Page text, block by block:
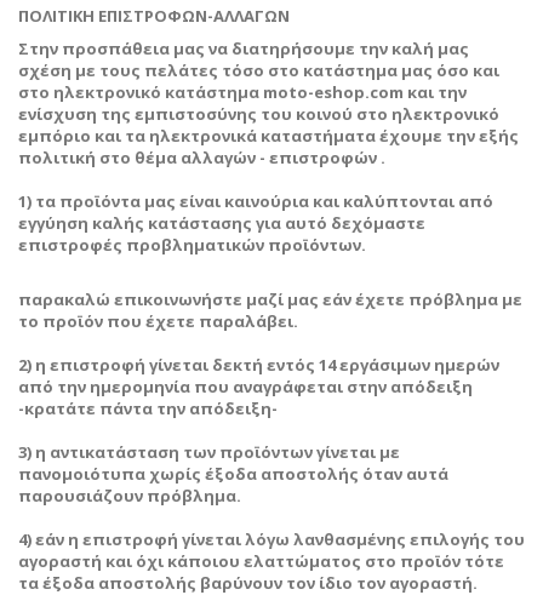
ΠΟΛΙΤΙΚΗ ΕΠΙΣΤΡΟΦΩΝ-ΑΛΛΑΓΩΝ
Στην προσπάθεια μας να διατηρήσουμε την καλή μας
σχέση με τους πελάτες τόσο στο κατάστημα μας όσο και
στο ηλεκτρονικό κατάστημα moto-eshop.com και την
ενίσχυση της εμπιστοσύνης του κοινού στο ηλεκτρονικό
εμπόριο και τα ηλεκτρονικά καταστήματα έχουμε την εξής
πολιτική στο θέμα αλλαγών - επιστροφών .
1) τα προϊόντα μας είναι καινούρια και καλύπτονται από
εγγύηση καλής κατάστασης για αυτό δεχόμαστε
επιστροφές προβληματικών προϊόντων.
παρακαλώ επικοινωνήστε μαζί μας εάν έχετε πρόβλημα με
το προϊόν που έχετε παραλάβει.
2) η επιστροφή γίνεται δεκτή εντός 14 εργάσιμων ημερών
από την ημερομηνία που αναγράφεται στην απόδειξη
-κρατάτε πάντα την απόδειξη-
3) η αντικατάσταση των προϊόντων γίνεται με
πανομοιότυπα χωρίς έξοδα αποστολής όταν αυτά
παρουσιάζουν πρόβλημα.
4) εάν η επιστροφή γίνεται λόγω λανθασμένης επιλογής του
αγοραστή και όχι κάποιου ελαττώματος στο προϊόν τότε
τα έξοδα αποστολής βαρύνουν τον ίδιο τον αγοραστή.